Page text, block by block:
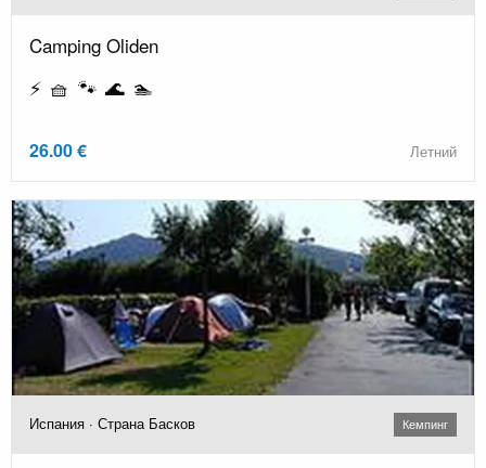
Camping Oliden
⚡ 🧺 🐾 🌊 🏊
26.00 € Летний
Испания · Страна Басков Кемпинг